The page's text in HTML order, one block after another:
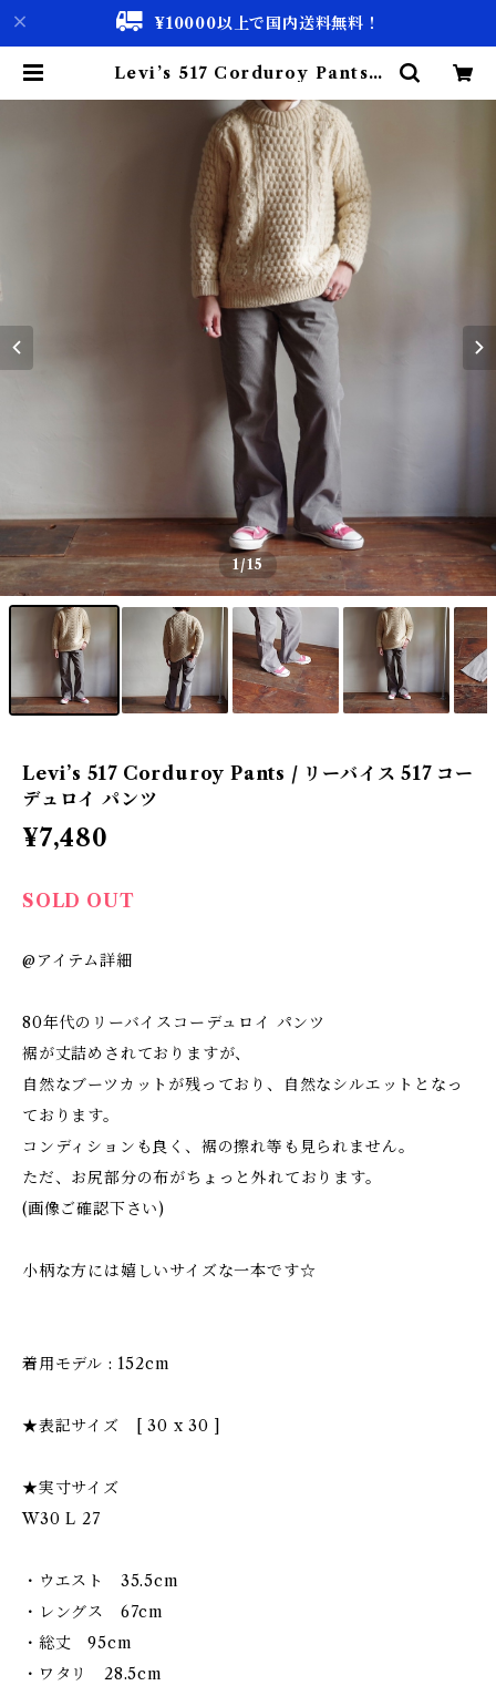
¥10000以上で国内送料無料！
Levi’s 517 Corduroy Pants /
ツ | 古着屋 仙台 biscco【古着 &
Vintage 通販】
1/15
Levi’s 517 Corduroy Pants / リーバイス 517 コー
デュロイ パンツ
¥7,480
SOLD OUT
@アイテム詳細
80年代のリーバイスコーデュロイ パンツ
裾が丈詰めされておりますが、
自然なブーツカットが残っており、自然なシルエットとなっ
ております。
コンディションも良く、裾の擦れ等も見られません。
ただ、お尻部分の布がちょっと外れております。
(画像ご確認下さい)
小柄な方には嬉しいサイズな一本です☆
着用モデル : 152cm
★表記サイズ [ 30 x 30 ]
★実寸サイズ
W30 L 27
・ウエスト 35.5cm
・レングス 67cm
・総丈 95cm
・ワタリ 28.5cm